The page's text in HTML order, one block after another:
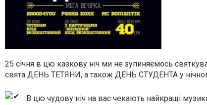
25 січня в цю казкову ніч ми не зупиняємось
свята ДЕНЬ ТЕТЯНИ, а також ДЕНЬ СТУДЕНТА у
В цю чудову ніч на вас чекають найкращі